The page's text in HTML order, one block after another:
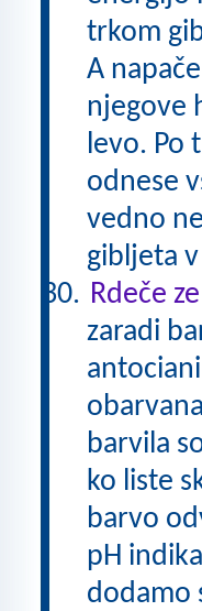
trkom
A
njegove
levo. Po
odnese
vedno
gibljeta
Rdeče
zaradi
barvila
ko liste
barvo
pH
dodamo